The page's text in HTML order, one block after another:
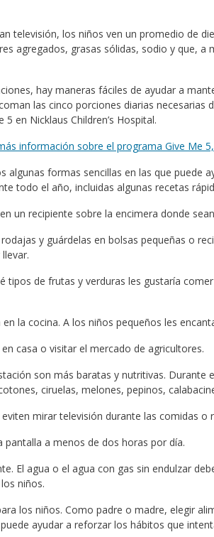
televisión, los niños ven un promedio de
agregados, grasas sólidas, sodio y que, a
hay maneras fáciles de ayudar a
las cinco porciones diarias necesarias
en Nicklaus Children’s Hospital.
información sobre el programa Give Me
algunas formas sencillas en las que puede
todo el año, incluidas algunas recetas
un recipiente sobre la encimera donde
y guárdelas en bolsas pequeñas o
tipos de frutas y verduras les gustaría
la cocina. A los niños pequeños les
casa o visitar el mercado de agricultores.
son más baratas y nutritivas.
ciruelas, melones, pepinos,
mirar televisión durante las comidas o
a menos de dos horas por día.
El agua o el agua con gas sin endulzar
niños.
los niños. Como padre o madre, elegir
ayudar a reforzar los hábitos que